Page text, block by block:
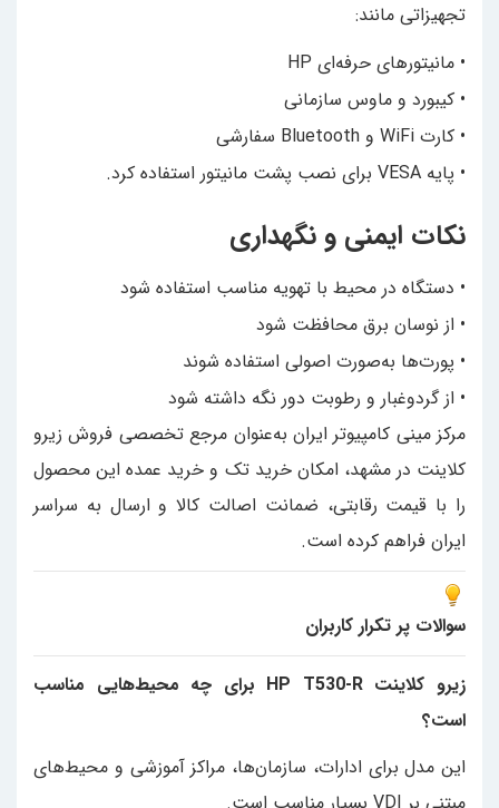
تجهیزاتی مانند:
• مانیتورهای حرفه‌ای HP
• کیبورد و ماوس سازمانی
• کارت WiFi و Bluetooth سفارشی
• پایه VESA برای نصب پشت مانیتور استفاده کرد.
نکات ایمنی و نگهداری
• دستگاه در محیط با تهویه مناسب استفاده شود
• از نوسان برق محافظت شود
• پورت‌ها به‌صورت اصولی استفاده شوند
• از گردوغبار و رطوبت دور نگه داشته شود
مرکز مینی کامپیوتر ایران به‌عنوان مرجع تخصصی فروش زیرو
کلاینت در مشهد، امکان خرید تک و خرید عمده این محصول
را با قیمت رقابتی، ضمانت اصالت کالا و ارسال به سراسر
ایران فراهم کرده است.
سوالات پر تکرار کاربران
زیرو کلاینت HP T530-R برای چه محیط‌هایی مناسب
است؟
این مدل برای ادارات، سازمان‌ها، مراکز آموزشی و محیط‌های